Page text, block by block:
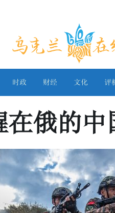
兰在线
时政 财经 文化 评
俄的